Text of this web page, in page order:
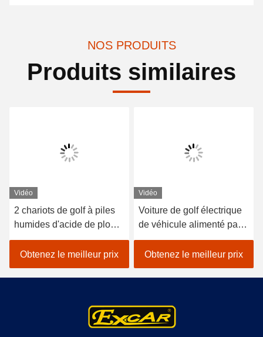
NOS PRODUITS
Produits similaires
Vidéo
2 chariots de golf à piles
humides d'acide de plomb
de sièges/golf avec des
erreurs électrique de
voiture
Obtenez le meilleur prix
Vidéo
Voiture de golf électrique
de véhicule alimenté par
batterie au lithium 48V
EXCAR A1S6 + 2 blanc
Obtenez le meilleur prix